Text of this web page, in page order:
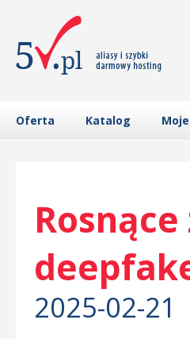
Oferta Katalog
2025-02-21